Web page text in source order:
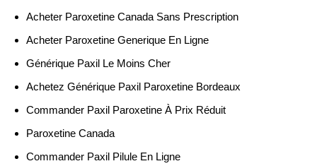
Acheter Paroxetine Canada Sans Prescription
Acheter Paroxetine Generique En Ligne
Générique Paxil Le Moins Cher
Achetez Générique Paxil Paroxetine Bordeaux
Commander Paxil Paroxetine À Prix Réduit
Paroxetine Canada
Commander Paxil Pilule En Ligne